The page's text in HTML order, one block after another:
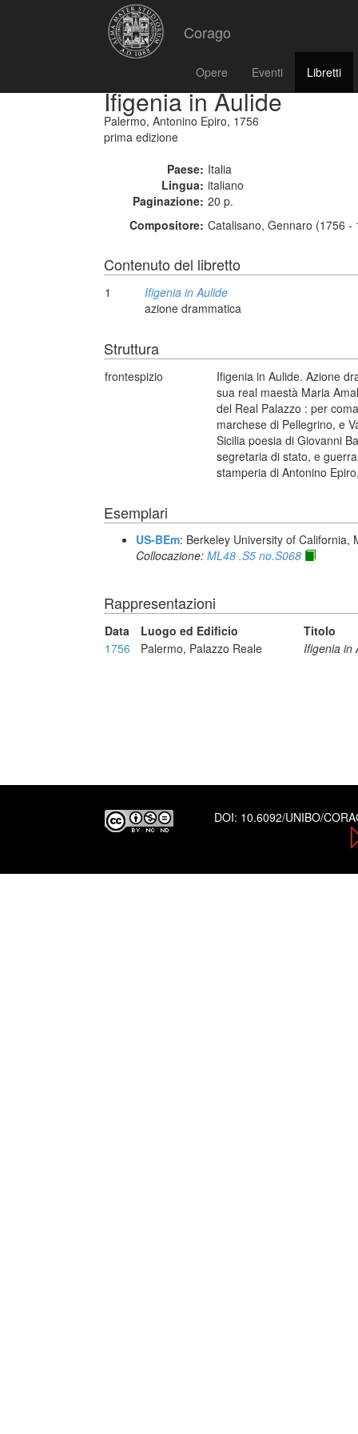
Corago
Opere Eventi Libretti
Ifigenia in Aulide
Palermo, Antonino Epiro, 1756
prima edizione
Paese: Italia
Lingua: italiano
Paginazione: 20 p.
Compositore: Catalisano, Gennaro (1756 -
Contenuto del libretto
1
Ifigenia in Aulide
azione drammatica
Struttura
frontespizio
Ifigenia in Aulide. Azione
sua real maestà Maria
del Real Palazzo : per
marchese di Pellegrino, e
Sicilia poesia di Giovanni
segretaria di stato, e
stamperia di Antonino
Esemplari
US-BEm: Berkeley University of California,
Collocazione: ML48 .S5 no.S068
Rappresentazioni
Data Luogo ed Edificio
Titolo
1756
Palermo, Palazzo Reale Ifigenia in
DOI: 10.6092/UNIBO/